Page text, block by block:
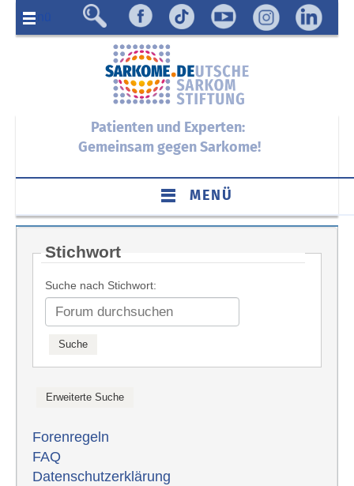
Menü
Patienten und Experten:
Gemeinsam gegen Sarkome!
MENÜ
Stichwort
Suche nach Stichwort:
Forenregeln
FAQ
Datenschutzerklärung